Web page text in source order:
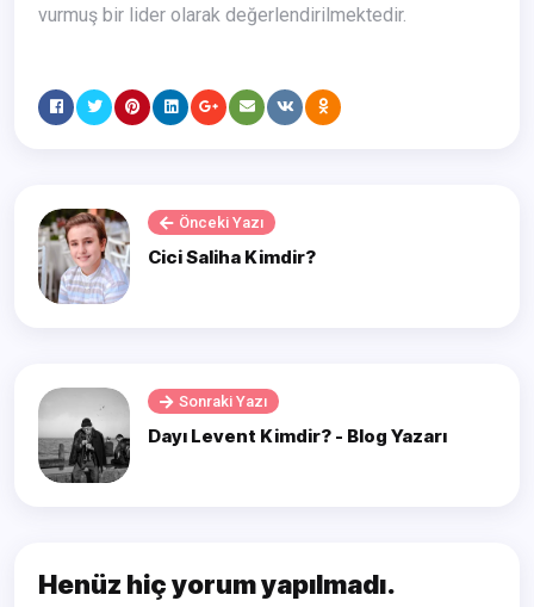
vurmuş bir lider olarak değerlendirilmektedir.
Önceki Yazı
Cici Salihа Kimdir?
Sonraki Yazı
Dayı Levent Kimdir? - Blog Yazarı
Henüz hiç yorum yapılmadı.